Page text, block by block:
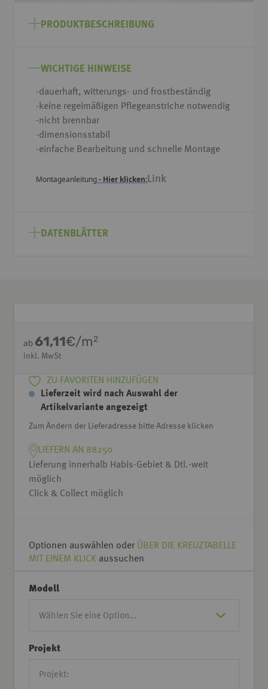
Anfang
springen
PRODUKTBESCHREIBUNG
WICHTIGE HINWEISE
-dauerhaft, witterungs- und frostbeständig
-keine regelmäßigen Pflegeanstriche notwendig
-nicht brennbar
-dimensionsstabil
-einfache Bearbeitung und schnelle Montage
Montageanleitung- Hier klicken: Link
DATENBLÄTTER
ab 61,11€/m2
inkl. MwSt
ZU FAVORITEN HINZUFÜGEN
Lieferzeit wird nach Auswahl der
Artikelvariante angezeigt
Zum Ändern der Lieferadresse bitte Adresse klicken
LIEFERN AN 88250
Lieferung innerhalb Habis-Gebiet & Dtl.-weit
möglich
Click & Collect möglich
Optionen auswählen oder ÜBER DIE KREUZTABELLE
MIT EINEM KLICK aussuchen
Modell
Projekt